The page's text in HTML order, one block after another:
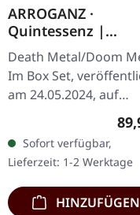
ARROGANZ ·
Quintessenz |
WOODEN BOX SET
Death Metal/Doom
Im Box Set,
am 24.05.2024, auf
Supreme Chaos
handgearbeitete
mit graviertem…
Sofort verfügbar,
Lieferzeit: 1-2 Werktage
HINZUFÜGEN